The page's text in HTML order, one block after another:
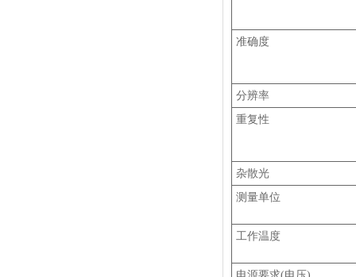
准确度
分辨率
重复性
杂散光
测量单位
工作温度